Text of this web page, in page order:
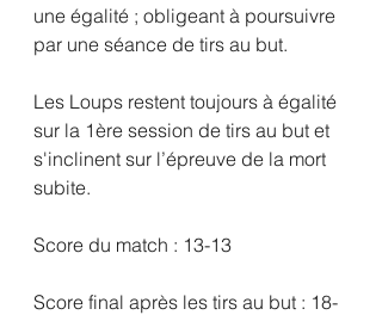
une égalité ; obligeant à poursuivre
par une séance de tirs au but.
Les Loups restent toujours à égalité
sur la 1ère session de tirs au but et
s'inclinent sur l’épreuve de la mort
subite.
Score du match : 13-13
Score final après les tirs au but : 18-